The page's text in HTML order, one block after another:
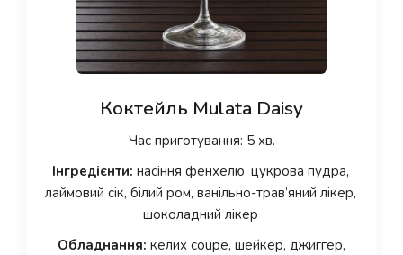
Коктейль Mulata Daisy
Час приготування: 5 хв.
Інгредієнти: насіння фенхелю, цукрова пудра,
лаймовий сік, білий ром, ванільно-трав’яний лікер,
шоколадний лікер
Обладнання: келих coupe, шейкер, джиггер,